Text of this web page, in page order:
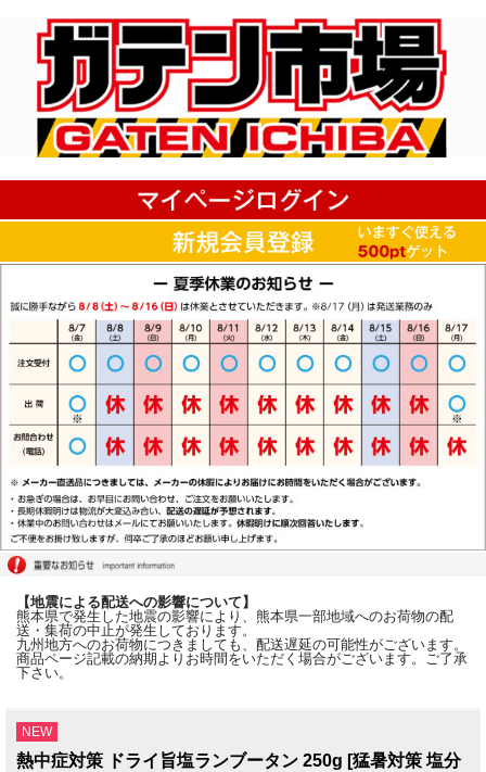
【地震による配送への影響について】
熊本県で発生した地震の影響により、熊本県一部地域へのお荷物の配
送・集荷の中止が発生しております。
九州地方へのお荷物につきましても、配送遅延の可能性がございます。
商品ページ記載の納期よりお時間をいただく場合がございます。ご了承
下さい。
NEW
熱中症対策 ドライ旨塩ランブータン 250g [猛暑対策 塩分